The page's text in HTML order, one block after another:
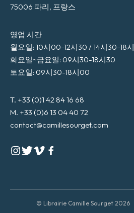
75006 파리, 프랑스
영업 시간
월요일: 10시00-12시30 / 14시30-18시
화요일~금요일: 09시30-18시30
토요일: 09시30-18시00
T. +33 (0)1 42 84 16 68
M. +33 (0)6 13 04 40 72
contact@camillesourget.com
© Librairie Camille Sourget 2026